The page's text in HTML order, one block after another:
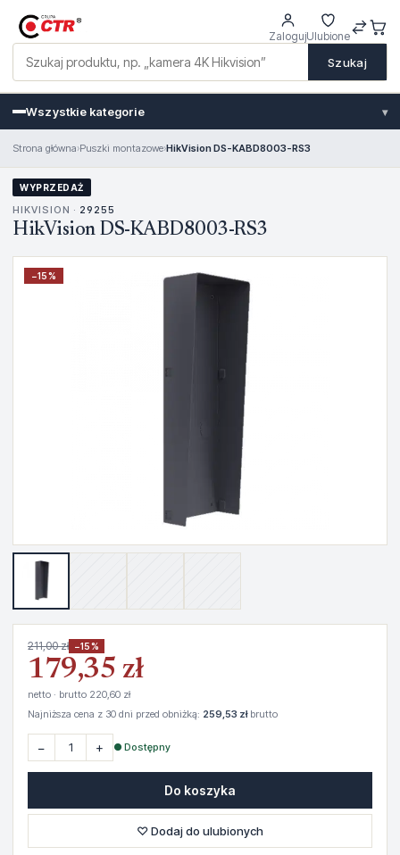
Szukaj
ZalogujUlubione
Wszystkie kategorie ▾
Strona główna›Puszki montazowe›HikVision DS-KABD8003-RS3
WYPRZEDAŻ
HIKVISION · 29255
HikVision DS-KABD8003-RS3
−15%
211,00 zł −15%
179,35 zł
netto · brutto 220,60 zł
Najniższa cena z 30 dni przed obniżką: 259,53 złbrutto
− + ● Dostępny
Do koszyka
♡ Dodaj do ulubionych